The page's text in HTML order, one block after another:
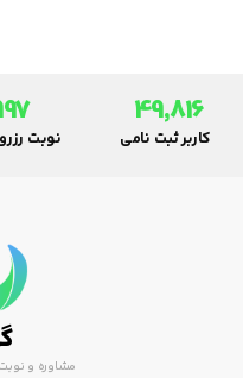
49,816
کاربر ثبت نامی نوبت
مشاوره و